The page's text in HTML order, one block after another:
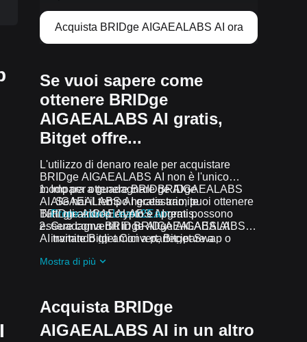
Acquista BRIDge AIGAEALABS AI ora
Se vuoi sapere come
ottenere BRIDge
AIGAEALABS AI gratis,
Bitget offre...
L'utilizzo di denaro reale per acquistare
BRIDge AIGAEALABS AI non è l'unico
modo per ottenere BRIDge AIGAEALABS
AI. Se hai il tempo necessario, puoi ottenere
BRIDge AIGAEALABS AI gratis.
Impara a guadagnare BRIDge
AIGAEALABS AI gratis tramite
Promozione Learn2Earn
Guadagna BRIDge AIGAEALABS AI
invitando gli amici a partecipare a
Ricevi airdrop BRIDge AIGAEALABS AI
Tutti gli airdrop crypto e i premi possono
essere convertiti in BRIDge AIGAEALABS
AI tramite Bitget Convert, Bitget Swap o
Mostra di più
Acquista BRIDge
AIGAEALABS AI in un altro